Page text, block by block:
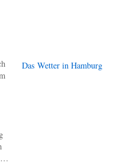
…
Das Wetter in Hamburg